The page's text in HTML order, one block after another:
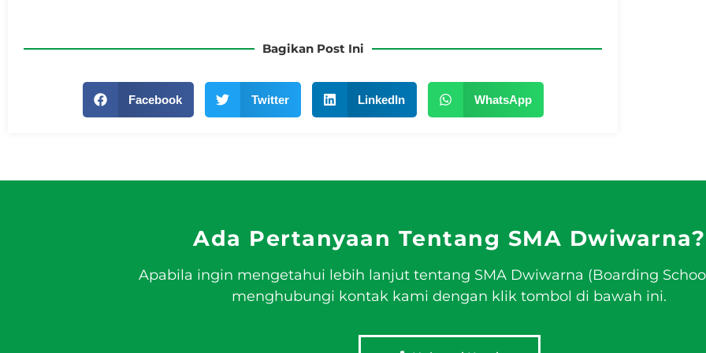
Bagikan Post Ini
Facebook Twitter LinkedIn WhatsApp
Ada Pertanyaan Tentang SMA Dwiwarna?
Apabila ingin mengetahui lebih lanjut tentang SMA Dwiwarna (Boarding
menghubungi kontak kami dengan klik tombol di bawah ini.